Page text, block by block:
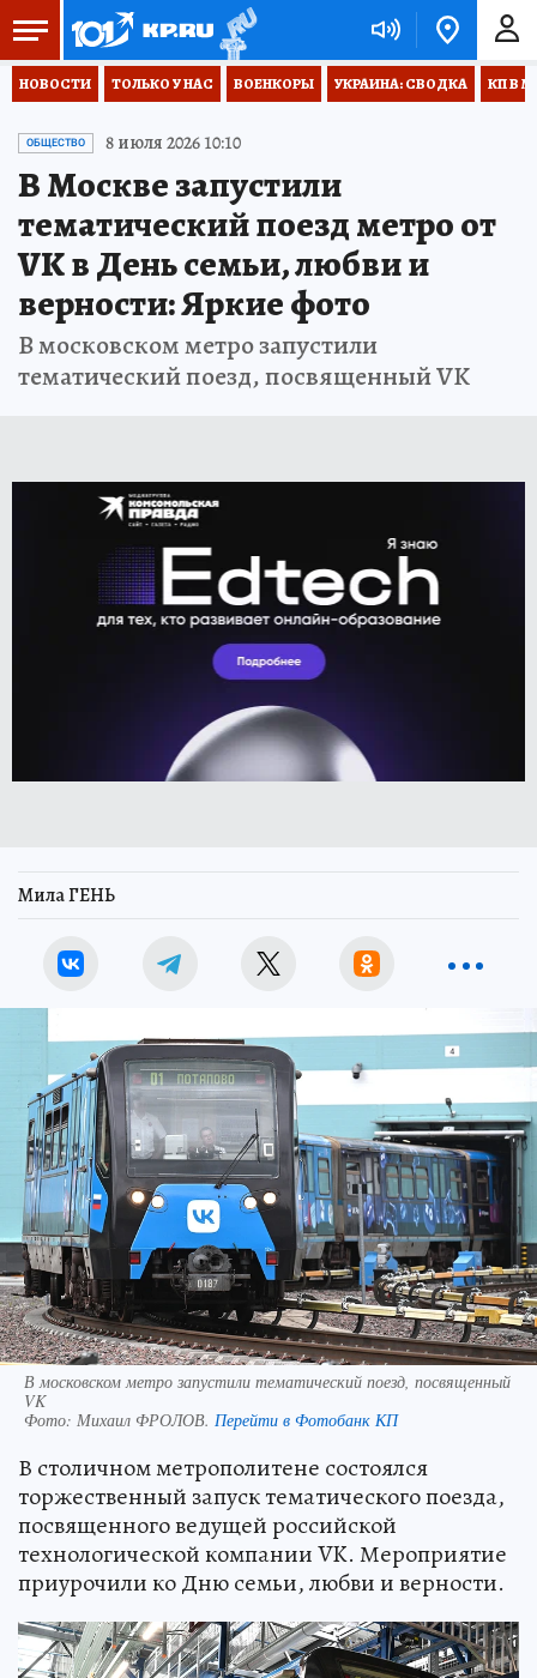
НОВОСТИ ТОЛЬКО У НАС ВОЕНКОРЫ УКРАИНА: СВОДКА КП В
ОБЩЕСТВО 8 июля 2026 10:10
В Москве запустили
тематический поезд метро от
VK в День семьи, любви и
верности: Яркие фото
В московском метро запустили
тематический поезд, посвященный VK
Мила ГЕНЬ
В московском метро запустили тематический поезд, посвященный
VK
Фото: Михаил ФРОЛОВ. Перейти в Фотобанк КП
В столичном метрополитене состоялся
торжественный запуск тематического поезда,
посвященного ведущей российской
технологической компании VK. Мероприятие
приурочили ко Дню семьи, любви и верности.